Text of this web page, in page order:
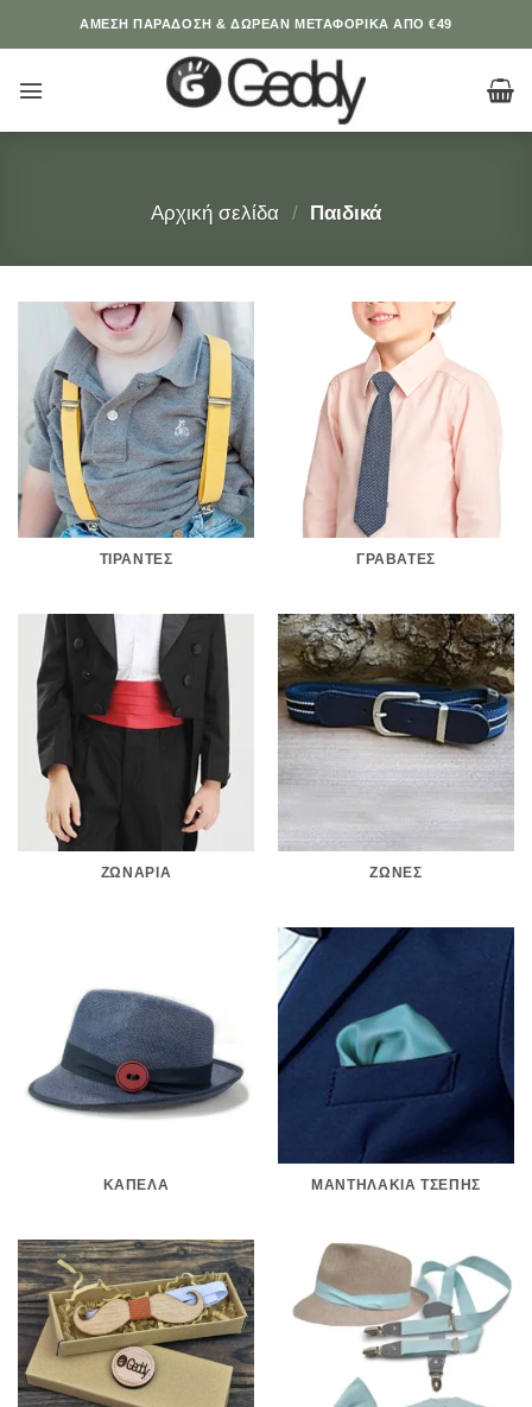
ΆΜΕΣΗ ΠΑΡΑΔΟΣΗ & ΔΩΡΕΑΝ ΜΕΤΑΦΟΡΙΚΑ ΑΠΟ €49
Αρχική σελίδα / Παιδικά
TΙΡΆΝΤΕΣ ΓΡΑΒΆΤΕΣ
ΖΩΝΆΡΙΑ ΖΏΝΕΣ
ΚΑΠΈΛΑ ΜΑΝΤΗΛΆΚΙΑ ΤΣΈΠΗΣ